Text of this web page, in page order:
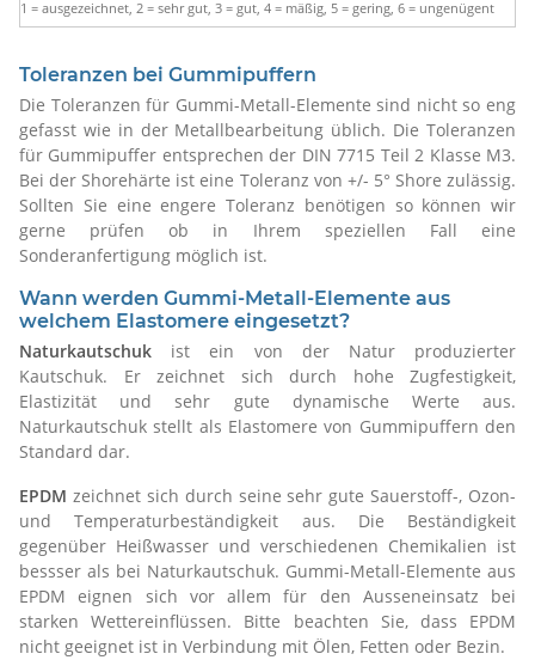
1 = ausgezeichnet, 2 = sehr gut, 3 = gut, 4 = mäßig, 5 = gering, 6 = ungenügent
Toleranzen bei Gummipuffern
Die Toleranzen für Gummi-Metall-Elemente sind nicht so eng
gefasst wie in der Metallbearbeitung üblich. Die Toleranzen
für Gummipuffer entsprechen der DIN 7715 Teil 2 Klasse M3.
Bei der Shorehärte ist eine Toleranz von +/- 5° Shore zulässig.
Sollten Sie eine engere Toleranz benötigen so können wir
gerne prüfen ob in Ihrem speziellen Fall eine
Sonderanfertigung möglich ist.
Wann werden Gummi-Metall-Elemente aus
welchem Elastomere eingesetzt?
Naturkautschuk ist ein von der Natur produzierter
Kautschuk. Er zeichnet sich durch hohe Zugfestigkeit,
Elastizität und sehr gute dynamische Werte aus.
Naturkautschuk stellt als Elastomere von Gummipuffern den
Standard dar.
EPDM zeichnet sich durch seine sehr gute Sauerstoff-, Ozon-
und Temperaturbeständigkeit aus. Die Beständigkeit
gegenüber Heißwasser und verschiedenen Chemikalien ist
bessser als bei Naturkautschuk. Gummi-Metall-Elemente aus
EPDM eignen sich vor allem für den Ausseneinsatz bei
starken Wettereinflüssen. Bitte beachten Sie, dass EPDM
nicht geeignet ist in Verbindung mit Ölen, Fetten oder Bezin.